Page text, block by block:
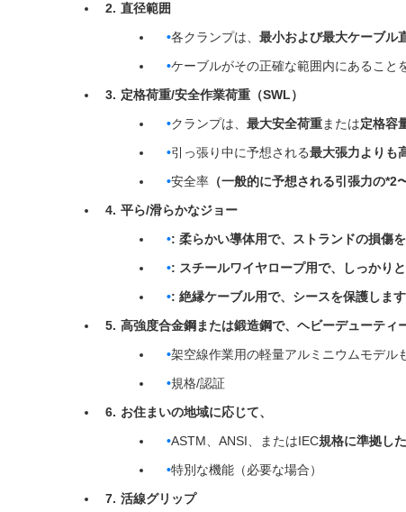
直径範囲
各クランプは、 最小および最大ケーブル
ケーブルがその正確な範囲内にあること
定格荷重/安全作業荷重（SWL）
クランプは、 最大安全荷重または定格容
引っ張り中に予想される最大張力よりも
安全率 （一般的に予想される引張力の*2
平ら/滑らかなジョー
: 柔らかい導体用で、ストランドの損傷を
: スチールワイヤロープ用で、しっかりと
: 絶縁ケーブル用で、シースを保護します
高強度合金鋼または鍛造鋼で、ヘビーデューティ
架空線作業用の軽量アルミニウムモデル
規格/認証
お住まいの地域に応じて、
ASTM、ANSI、またはIEC規格に準拠し
特別な機能（必要な場合）
活線グリップ